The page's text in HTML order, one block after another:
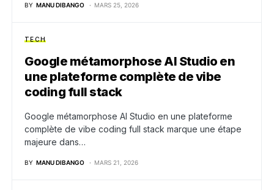
BY MANU DIBANGO MARS 25, 2026
TECH
Google métamorphose AI Studio en
une plateforme complète de vibe
coding full stack
Google métamorphose AI Studio en une plateforme
complète de vibe coding full stack marque une étape
majeure dans…
BY MANU DIBANGO MARS 21, 2026